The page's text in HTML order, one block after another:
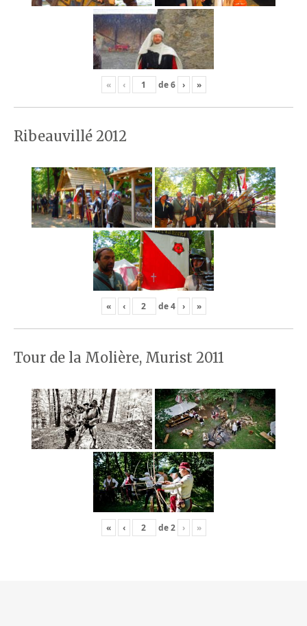
« ‹ de6 › »
Ribeauvillé 2012
« ‹ de4 › »
Tour de la Molière, Murist 2011
« ‹ de2 › »